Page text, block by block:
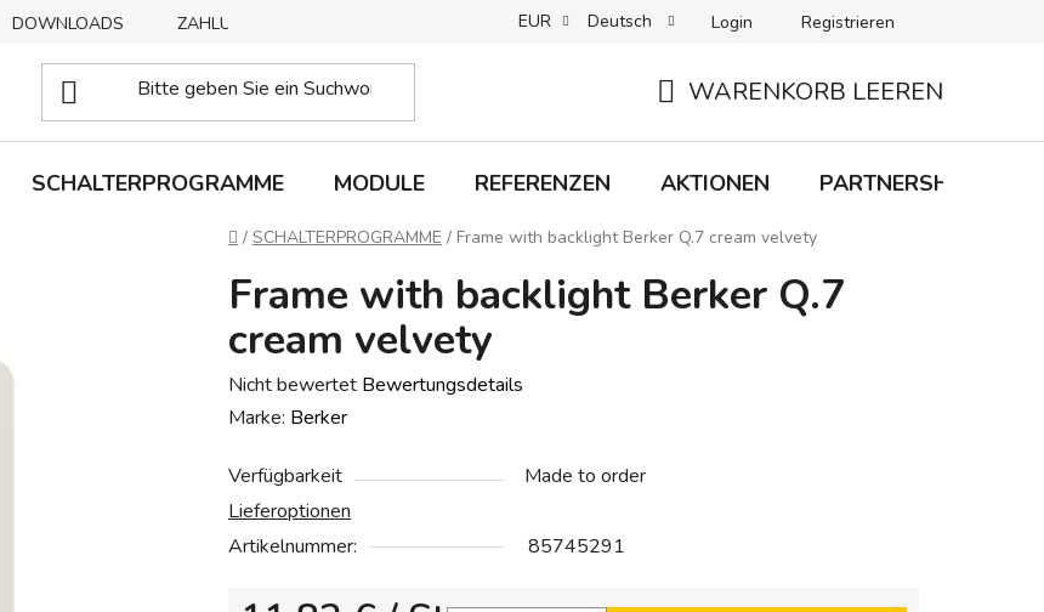
DOWNLOADS ZAHLUNGSMETHODEN ABHOLUNG + LIEFERUNG RÜCKGABEN B2C-BEDINGUNGEN
EUR Deutsch Login Registrieren
WARENKORB LEEREN
SCHALTERPROGRAMME MODULE REFERENZEN AKTIONEN PARTNERSHIP
Startseite
/ SCHALTERPROGRAMME / Frame with backlight Berker Q.7 cream velvety
Frame with backlight Berker Q.7
cream velvety
Die
durchschnittliche
ist
0,0
von
Nicht bewertet Bewertungsdetails
Marke: Berker
Verfügbarkeit
Made to order
Lieferoptionen
Artikelnummer:
85745291